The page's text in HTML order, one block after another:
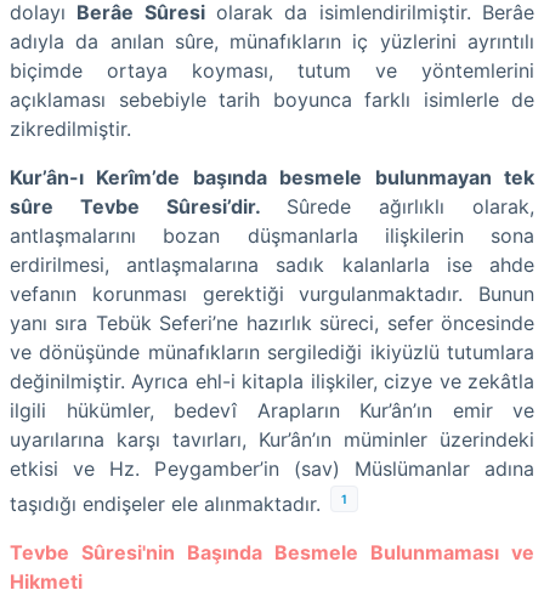
dolayı Berâe Sûresiolarak da isimlendirilmiştir. Berâe
adıyla da anılan sûre, münafıkların iç yüzlerini ayrıntılı
biçimde ortaya koyması, tutum ve yöntemlerini
açıklaması sebebiyle tarih boyunca farklı isimlerle de
zikredilmiştir.
Kur’ân-ı Kerîm’de başında besmele bulunmayan tek
sûre Tevbe Sûresi’dir. Sûrede ağırlıklı olarak,
antlaşmalarını bozan düşmanlarla ilişkilerin sona
erdirilmesi, antlaşmalarına sadık kalanlarla ise ahde
vefanın korunması gerektiği vurgulanmaktadır. Bunun
yanı sıra Tebük Seferi’ne hazırlık süreci, sefer öncesinde
ve dönüşünde münafıkların sergilediği ikiyüzlü tutumlara
değinilmiştir. Ayrıca ehl-i kitapla ilişkiler, cizye ve zekâtla
ilgili hükümler, bedevî Arapların Kur’ân’ın emir ve
uyarılarına karşı tavırları, Kur’ân’ın müminler üzerindeki
etkisi ve Hz. Peygamber’in (sav) Müslümanlar adına
taşıdığı endişeler ele alınmaktadır.
1
Tevbe Sûresi'nin Başında Besmele Bulunmaması ve
Hikmeti